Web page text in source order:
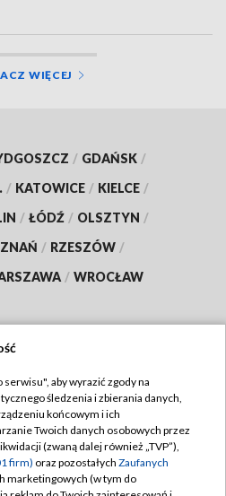
WIĘCEJ
/ GDAŃSK /
/ KATOWICE / KIELCE /
/ ŁÓDŹ / OLSZTYN /
/ RZESZÓW /
/ WROCŁAW
TVP
TVP
prywatności
aby wyrazić zgody na
śledzenia i zbierania danych,
końcowym i ich
Twoich danych osobowych przez
(zwaną dalej również „TVP”),
firm) oraz pozostałych Zaufanych
marketingowych (w tym do